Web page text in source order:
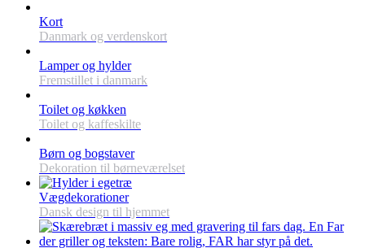
Kort
Danmark og verdenskort
Lamper og hylder
Fremstillet i danmark
Toilet og køkken
Toilet og kaffeskilte
Børn og bogstaver
Dekoration til børneværelset
Vægdekorationer
Dansk design til hjemmet